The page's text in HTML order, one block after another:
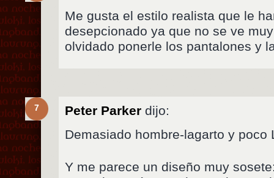
Me gusta el estilo realista que le
desepcionado ya que no se ve
olvidado ponerle los pantalones y
7 Peter Parker dijo:
Demasiado hombre-lagarto y poco
Y me parece un diseño muy